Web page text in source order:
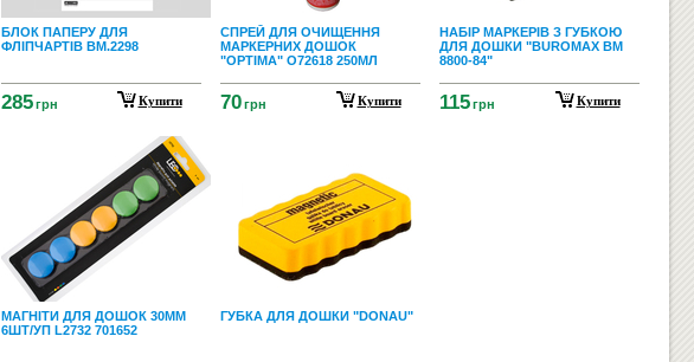
БЛОК ПАПЕРУ ДЛЯ
ФЛІПЧАРТІВ BM.2298
285 грн Купити
СПРЕЙ ДЛЯ ОЧИЩЕННЯ
МАРКЕРНИХ ДОШОК
"OPTIMA" О72618 250МЛ
70 грн Купити
НАБІР МАРКЕРІВ З ГУБКОЮ
ДЛЯ ДОШКИ "BUROMAX BM
8800-84"
115 грн Купити
МАГНІТИ ДЛЯ ДОШОК 30ММ
6ШТ/УП L2732 701652
ГУБКА ДЛЯ ДОШКИ "DONAU"